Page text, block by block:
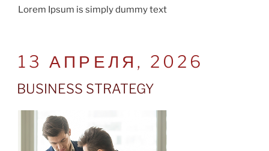
Lorem Ipsum is simply dummy text
POSTED
ON
13 АПРЕЛЯ, 2026
BUSINESS STRATEGY